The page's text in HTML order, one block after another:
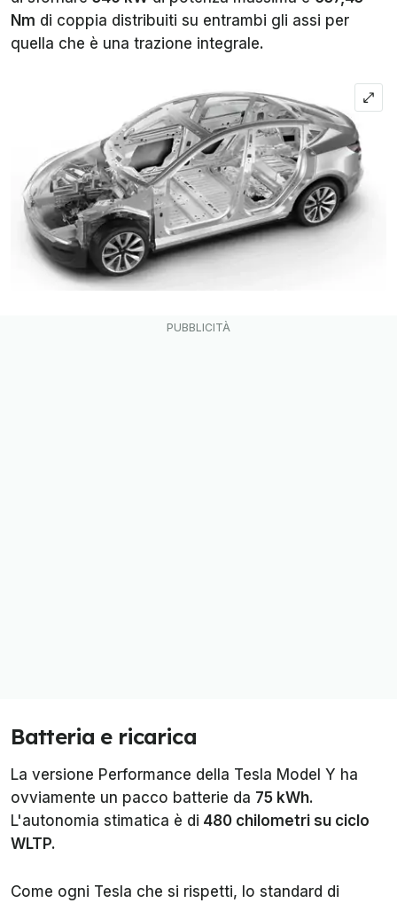
Nm di coppia distribuiti su entrambi gli assi per
quella che è una trazione integrale.
Batteria e ricarica
La versione Performance della Tesla Model Y ha
ovviamente un pacco batterie da 75 kWh.
L'autonomia stimatica è di 480 chilometri su ciclo
WLTP.
Come ogni Tesla che si rispetti, lo standard di